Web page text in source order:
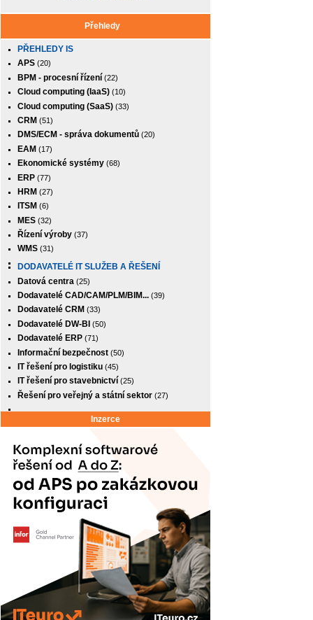
Přehledy
PŘEHLEDY IS
APS (20)
BPM - procesní řízení (22)
Cloud computing (IaaS) (10)
Cloud computing (SaaS) (33)
CRM (51)
DMS/ECM - správa dokumentů (20)
EAM (17)
Ekonomické systémy (68)
ERP (77)
HRM (27)
ITSM (6)
MES (32)
Řízení výroby (37)
WMS (31)
DODAVATELÉ IT SLUŽEB A ŘEŠENÍ
Datová centra (25)
Dodavatelé CAD/CAM/PLM/BIM... (39)
Dodavatelé CRM (33)
Dodavatelé DW-BI (50)
Dodavatelé ERP (71)
Informační bezpečnost (50)
IT řešení pro logistiku (45)
IT řešení pro stavebnictví (25)
Řešení pro veřejný a státní sektor (27)
Inzerce